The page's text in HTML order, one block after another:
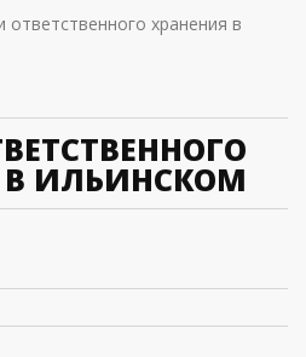
ответственного хранения в
ИЛЬИНСКОМ